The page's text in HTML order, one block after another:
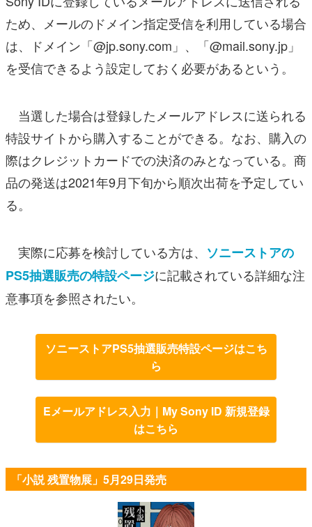
ため、メールのドメイン指定受信を利用している場合
は、ドメイン「@jp.sony.com」、「@mail.sony.jp」
を受信できるよう設定しておく必要があるという。
当選した場合は登録したメールアドレスに送られる
特設サイトから購入することができる。なお、購入の
際はクレジットカードでの決済のみとなっている。商
品の発送は2021年9月下旬から順次出荷を予定してい
る。
実際に応募を検討している方は、 ソニーストアの
PS5抽選販売の特設ページに記載されている詳細な注
意事項を参照されたい。
ソニーストアPS5抽選販売特設ページはこち
ら
Eメールアドレス入力｜My Sony ID 新規登録
はこちら
「小説 残置物展」5月29日発売